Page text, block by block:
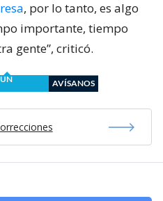
, por lo tanto, es algo
importante, tiempo
gente”, criticó.
AVÍSANOS